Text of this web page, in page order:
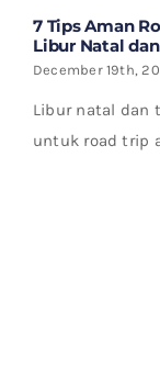
7 Tips Aman
Libur Natal
December 19th,
Libur natal dan
untuk road trip